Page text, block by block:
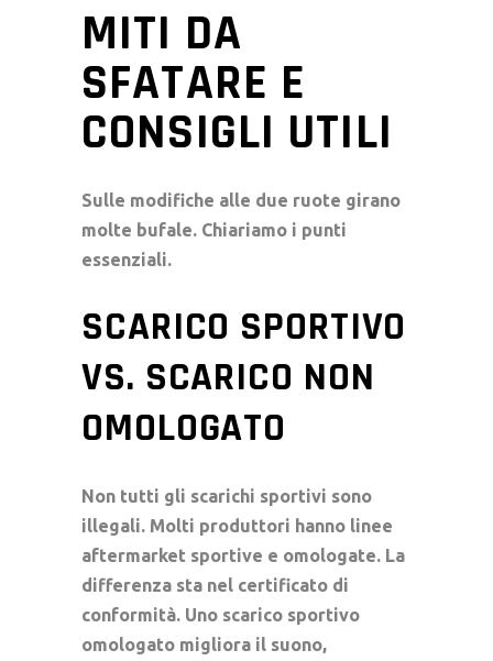
MITI DA
SFATARE E
CONSIGLI UTILI
Sulle modifiche alle due ruote girano
molte bufale. Chiariamo i punti
essenziali.
SCARICO SPORTIVO
VS. SCARICO NON
OMOLOGATO
Non tutti gli scarichi sportivi sono
illegali. Molti produttori hanno linee
aftermarket sportive e omologate. La
differenza sta nel certificato di
conformità. Uno scarico sportivo
omologato migliora il suono,